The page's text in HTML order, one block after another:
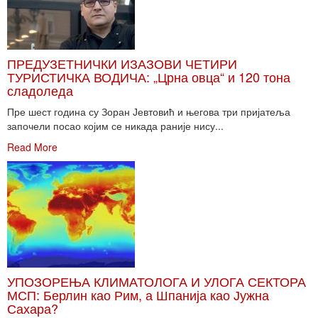
ПРЕДУЗЕТНИЧКИ ИЗАЗОВИ ЧЕТИРИ
ТУРИСТИЧКА ВОДИЧА: „Црна овца“ и 120 тона
сладоледа
Пре шест година су Зоран Јевтовић и његова три пријатеља
започели посао којим се никада раније нису...
Read More
УПОЗОРЕЊА КЛИМАТОЛОГА И УЛОГА СЕКТОРА
МСП: Берлин као Рим, а Шпанија као Јужна
Сахара?